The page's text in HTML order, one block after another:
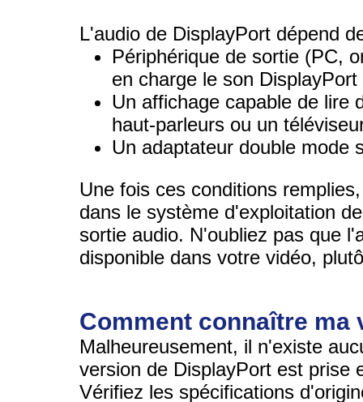
L'audio de DisplayPort dépend
Périphérique de sortie (PC,
en charge le son
Un affichage capable de lire
haut-parleurs ou un
Un adaptateur double mode
Une fois ces conditions
dans le système d'exploitation
sortie audio. N'oubliez pas que
disponible dans votre vidéo,
Comment connaître ma
Malheureusement, il n'existe
version de DisplayPort est prise
Vérifiez les spécifications